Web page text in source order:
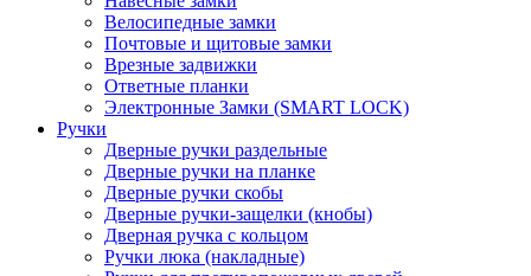
Велосипедные замки
Почтовые и щитовые замки
Врезные задвижки
Ответные планки
Электронные Замки (SMART LOCK)
Ручки
Дверные ручки раздельные
Дверные ручки на планке
Дверные ручки скобы
Дверные ручки-защелки (кнобы)
Дверная ручка с кольцом
Ручки люка (накладные)